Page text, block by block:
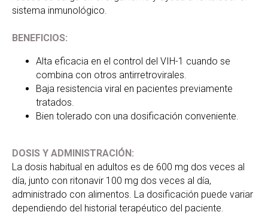
sistema inmunológico.
BENEFICIOS:
Alta eficacia en el control del VIH-1 cuando se
combina con otros antirretrovirales.
Baja resistencia viral en pacientes previamente
tratados.
Bien tolerado con una dosificación conveniente.
DOSIS Y ADMINISTRACIÓN:
La dosis habitual en adultos es de 600 mg dos veces al
día, junto con ritonavir 100 mg dos veces al día,
administrado con alimentos. La dosificación puede variar
dependiendo del historial terapéutico del paciente.